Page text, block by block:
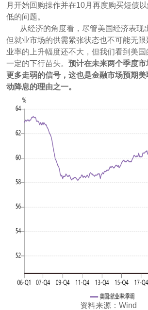
月开始回购操作并在10月再度购买短债
低的问题。
从经济的角度看，尽管美国经济表现
但就业市场的供需紧张状态也不可能无
业率的上升幅度还不大，但我们看到美
一定的下行苗头。预计在未来两个季度
更多走弱的信号，这也是金融市场预期
动降息的理由之一。
资料来源：Wind